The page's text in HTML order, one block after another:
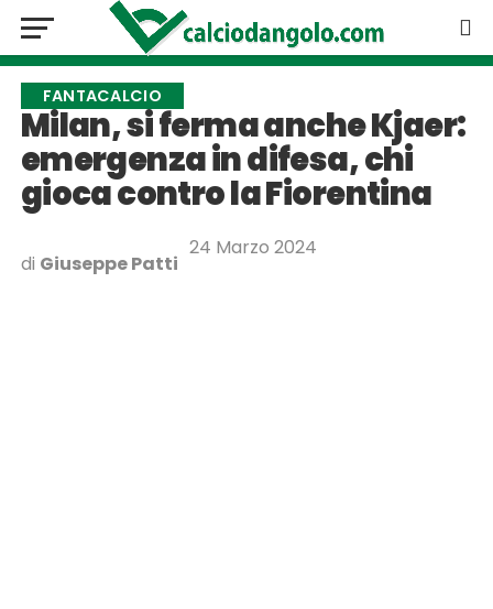
FANTACALCIO
Milan, si ferma anche Kjaer:
emergenza in difesa, chi
gioca contro la Fiorentina
di Giuseppe Patti
24 Marzo 2024